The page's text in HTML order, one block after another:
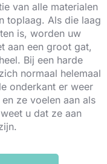
van alle materialen
toplaag. Als die laag
is, worden uw
aan een groot gat,
Bij een harde
normaal helemaal
onderkant er weer
ze voelen aan als
u dat ze aan